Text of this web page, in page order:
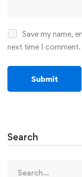
Save my name,
next time I comment.
Search